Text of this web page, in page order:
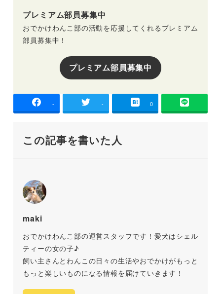
プレミアム部員募集中
おでかけわんこ部の活動を応援してくれるプレミアム
部員募集中！
プレミアム部員募集中
- - 0
この記事を書いた人
maki
おでかけわんこ部の運営スタッフです！愛犬はシェル
ティーの女の子♪
飼い主さんとわんこの日々の生活やおでかけがもっと
もっと楽しいものになる情報を届けていきます！